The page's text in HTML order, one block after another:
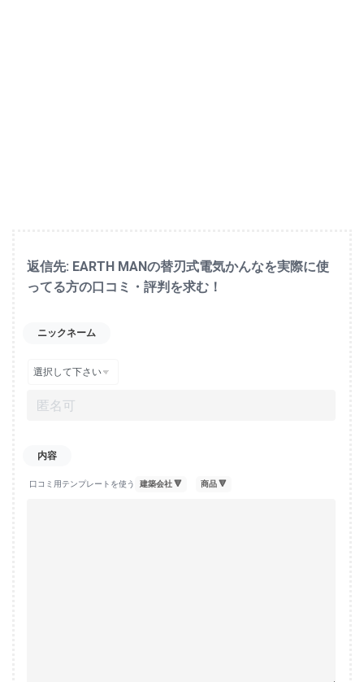
返信先: EARTH MANの替刃式電気かんなを実際に使
ってる方の口コミ・評判を求む！
ニックネーム
口コミ用テンプレートを使う